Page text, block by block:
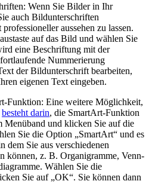
Wenn Sie Bilder ⁤in Ihr
auch Bildunterschriften
aussehen ⁢zu lassen.
⁣auf das Bild und wählen Sie
eine Beschriftung‍ mit der​
Nummerierung
der Bildunterschrift bearbeiten,
eigenen Text eingeben.
Funktion: Eine weitere Möglichkeit,
besteht darin, die SmartArt-Funktion
Menüband und ​klicken Sie auf die
Sie die ⁣Option „SmartArt“ und es
Sie aus verschiedenen
können, z. B. Organigramme,​ Venn-
Wählen Sie die
Sie auf „OK“. Sie⁣ können dann